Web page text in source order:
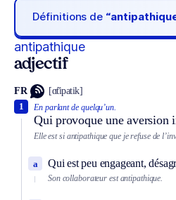
Définitions de
antipathique
adjectif
FR [ɑ̃tipatik]
En parlant de quelqu’un.
Qui provoque une aversion
1
Elle est si antipathique que je refuse de
Qui est peu engageant,
a
Son collaborateur est antipathique.